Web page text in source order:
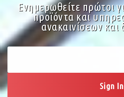
Ενημερωθείτε πρώτοι
προϊόντα και
ανακαινίσεων και